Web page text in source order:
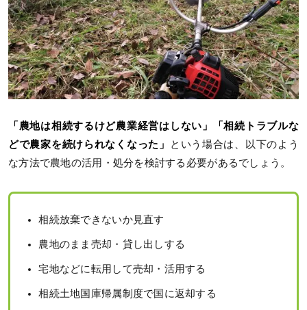
「農地は相続するけど農業経営はしない」「相続トラブルな
どで農家を続けられなくなった」
という場合は、以下のよう
な方法で農地の活用・処分を検討する必要があるでしょう。
相続放棄できないか見直す
農地のまま売却・貸し出しする
宅地などに転用して売却・活用する
相続土地国庫帰属制度で国に返却する